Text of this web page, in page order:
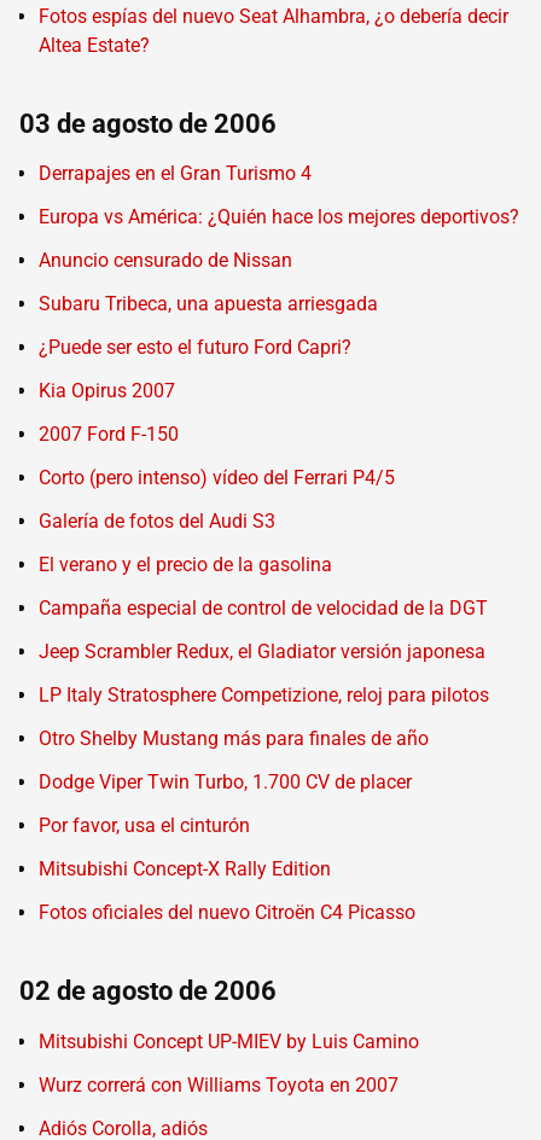
Fotos espías del nuevo Seat Alhambra, ¿o debería decir
Altea Estate?
03 de agosto de 2006
Derrapajes en el Gran Turismo 4
Europa vs América: ¿Quién hace los mejores deportivos?
Anuncio censurado de Nissan
Subaru Tribeca, una apuesta arriesgada
¿Puede ser esto el futuro Ford Capri?
Kia Opirus 2007
2007 Ford F-150
Corto (pero intenso) vídeo del Ferrari P4/5
Galería de fotos del Audi S3
El verano y el precio de la gasolina
Campaña especial de control de velocidad de la DGT
Jeep Scrambler Redux, el Gladiator versión japonesa
LP Italy Stratosphere Competizione, reloj para pilotos
Otro Shelby Mustang más para finales de año
Dodge Viper Twin Turbo, 1.700 CV de placer
Por favor, usa el cinturón
Mitsubishi Concept-X Rally Edition
Fotos oficiales del nuevo Citroën C4 Picasso
02 de agosto de 2006
Mitsubishi Concept UP-MIEV by Luis Camino
Wurz correrá con Williams Toyota en 2007
Adiós Corolla, adiós